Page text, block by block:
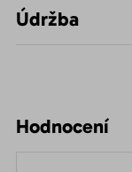
Údržba
Hodnocení